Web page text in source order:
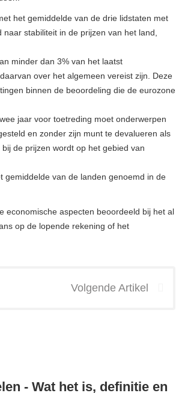
het gemiddelde van de drie lidstaten met
stabiliteit in de prijzen van het land,
minder dan 3% van het laatst
over het algemeen vereist zijn. Deze
binnen de beoordeling die de eurozone
jaar voor toetreding moet onderwerpen
en zonder zijn munt te devalueren als
de prijzen wordt op het gebied van
gemiddelde van de landen genoemd in de
economische aspecten beoordeeld bij het al
op de lopende rekening of het
Volgende Artikel
- Wat het is, definitie en